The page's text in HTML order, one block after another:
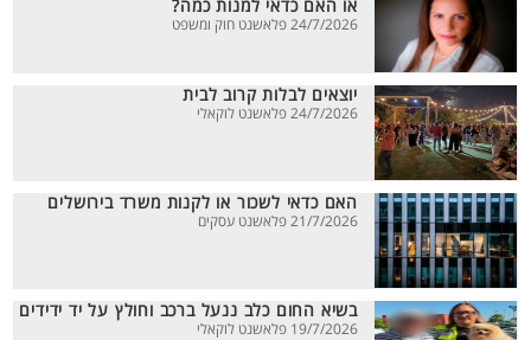
או האם כדאי למנות כמה?
24/7/2026 פלאשנט חוק ומשפט
יוצאים לבלות קרוב לבית
24/7/2026 פלאשנט לוקאלי
האם כדאי לשכור או לקנות משרד בירושלים
21/7/2026 פלאשנט עסקים
בשיא החום כלב ננעל ברכב וחולץ על יד ידידים
19/7/2026 פלאשנט לוקאלי